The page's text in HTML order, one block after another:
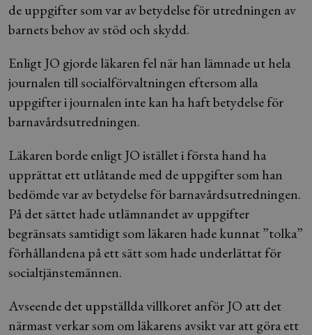
de uppgifter som var av betydelse för utredningen av
barnets behov av stöd och skydd.
Enligt JO gjorde läkaren fel när han lämnade ut hela
journalen till socialförvaltningen eftersom alla
uppgifter i journalen inte kan ha haft betydelse för
barnavårdsutredningen.
Läkaren borde enligt JO istället i första hand ha
upprättat ett utlåtande med de uppgifter som han
bedömde var av betydelse för barnavårdsutredningen.
På det sättet hade utlämnandet av uppgifter
begränsats samtidigt som läkaren hade kunnat ”tolka”
förhållandena på ett sätt som hade underlättat för
socialtjänstemännen.
Avseende det uppställda villkoret anför JO att det
närmast verkar som om läkarens avsikt var att göra ett